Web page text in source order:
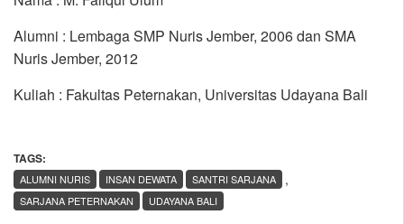
Alumni : Lembaga SMP Nuris Jember, 2006 dan SMA
Nuris Jember, 2012
Kuliah : Fakultas Peternakan, Universitas Udayana Bali
TAGS:
,
ALUMNI NURIS INSAN DEWATA
SANTRI SARJANA
SARJANA PETERNAKAN
UDAYANA BALI